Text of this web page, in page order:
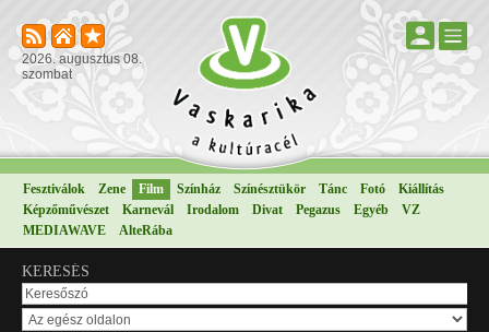
2026. augusztus 08.
szombat
Fesztiválok Zene Film Színház Színésztükör Tánc Fotó
Kiállítás
Képzőművészet
Karnevál Irodalom Divat Pegazus Egyéb
VZ
MEDIAWAVE
AlteRába
KERESÉS